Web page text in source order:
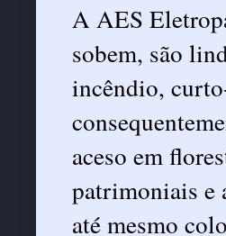
A AES
sobem, são
incêndio,
aceso em
patrimoniais e
até mesmo